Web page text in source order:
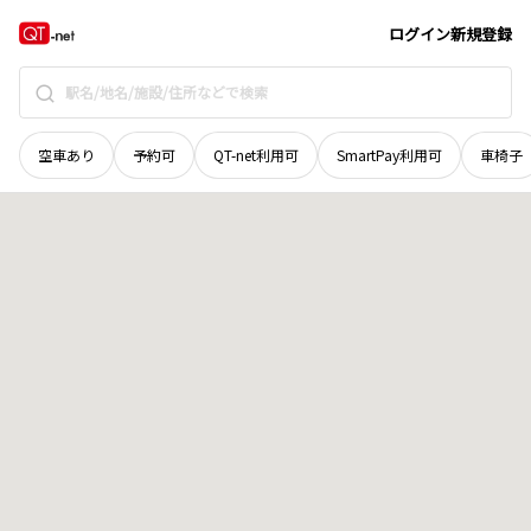
ログイン新規登録
空車あり 予約可 QT-net利用可 SmartPay利用可 車椅子
秋田県